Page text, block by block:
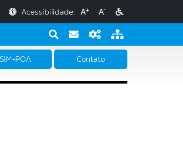
Acessibilidade: A+ A-
SIM-POA Contato